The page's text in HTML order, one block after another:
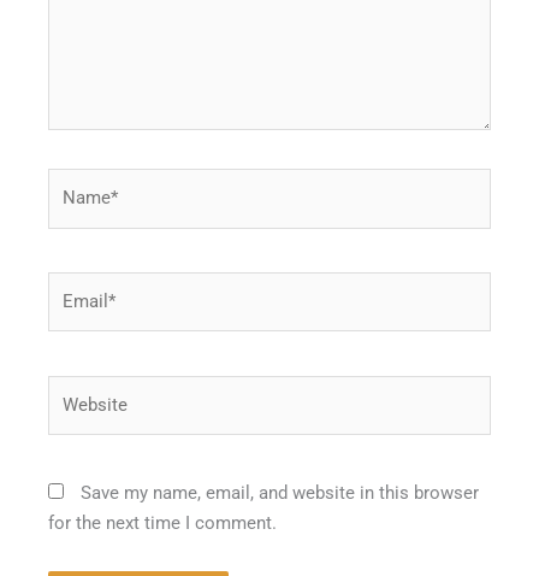
Save my name, email, and website in this browser
for the next time I comment.